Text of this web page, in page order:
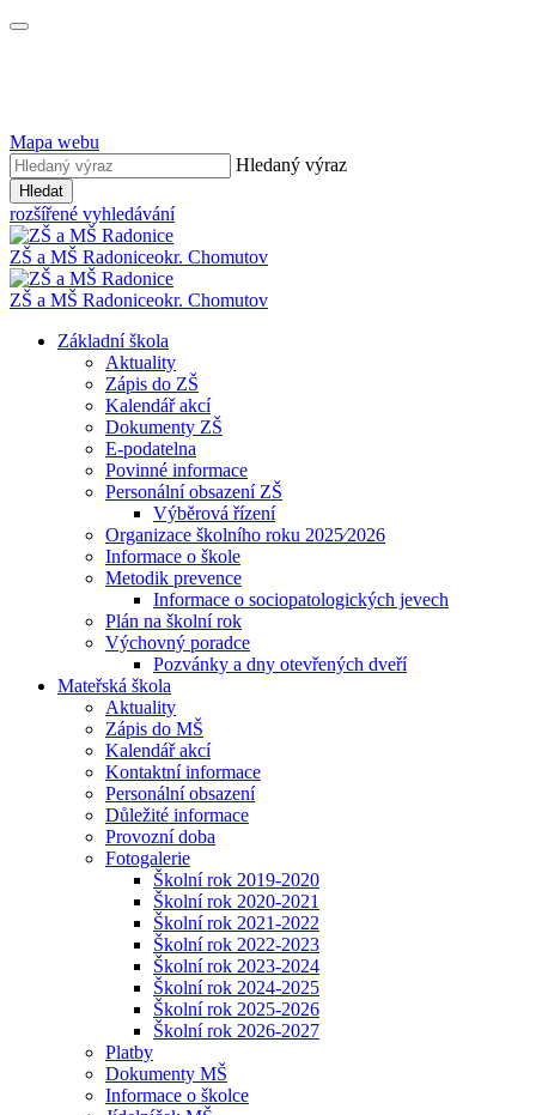
Mapa webu
Hledaný výraz
Hledat
rozšířené vyhledávání
ZŠ a MŠ Radoniceokr. Chomutov
ZŠ a MŠ Radoniceokr. Chomutov
Základní škola
Aktuality
Zápis do ZŠ
Kalendář akcí
Dokumenty ZŠ
E-podatelna
Povinné informace
Personální obsazení ZŠ
Výběrová řízení
Organizace školního roku 2025⁄2026
Informace o škole
Metodik prevence
Informace o sociopatologických jevech
Plán na školní rok
Výchovný poradce
Pozvánky a dny otevřených dveří
Mateřská škola
Aktuality
Zápis do MŠ
Kalendář akcí
Kontaktní informace
Personální obsazení
Důležité informace
Provozní doba
Fotogalerie
Školní rok 2019-2020
Školní rok 2020-2021
Školní rok 2021-2022
Školní rok 2022-2023
Školní rok 2023-2024
Školní rok 2024-2025
Školní rok 2025-2026
Školní rok 2026-2027
Platby
Dokumenty MŠ
Informace o školce